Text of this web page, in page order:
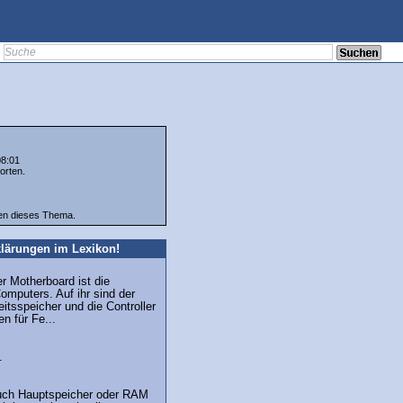
dieses Thema.
im Lexikon!
Motherboard ist die
Auf ihr sind der
und die Controller
für Fe...
Hauptspeicher oder RAM